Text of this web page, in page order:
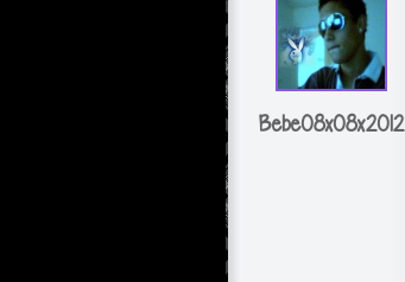
Bebe08x08x2012